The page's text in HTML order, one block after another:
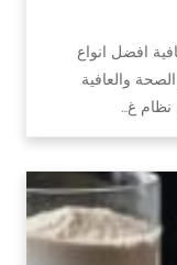
افضل انواع
والعافية
نظام غ…